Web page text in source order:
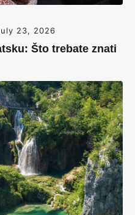
23, 2026
Što trebate znati